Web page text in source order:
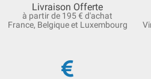
Livraison Offerte
à partir de 195 € d'achat
France, Belgique et Luxembourg